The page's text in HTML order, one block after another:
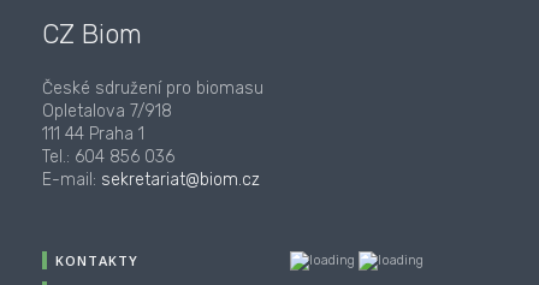
CZ Biom
České sdružení pro biomasu
Opletalova 7/918
111 44 Praha 1
Tel.: 604 856 036
E-mail: sekretariat@biom.cz
KONTAKTY